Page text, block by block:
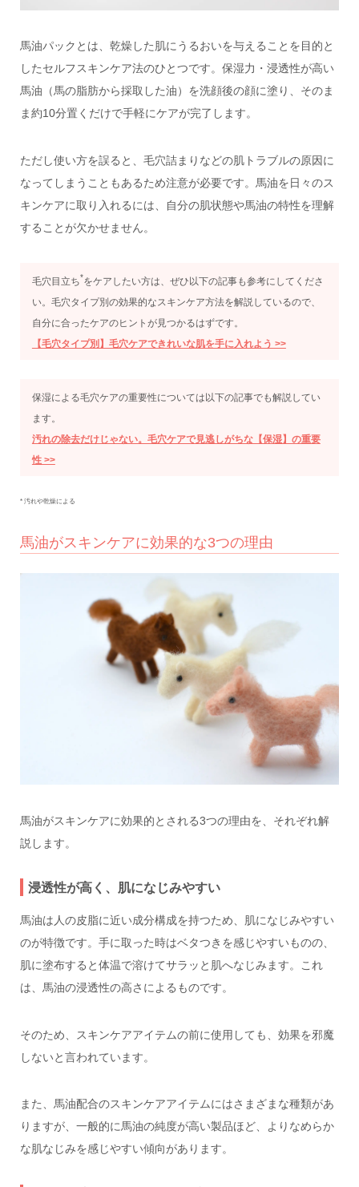
馬油パックとは、乾燥した肌にうるおいを与えることを目的と
したセルフスキンケア法のひとつです。保湿力・浸透性が高い
馬油（馬の脂肪から採取した油）を洗顔後の顔に塗り、そのま
ま約10分置くだけで手軽にケアが完了します。
ただし使い方を誤ると、毛穴詰まりなどの肌トラブルの原因に
なってしまうこともあるため注意が必要です。馬油を日々のス
キンケアに取り入れるには、自分の肌状態や馬油の特性を理解
することが欠かせません。
毛穴目立ち*をケアしたい方は、ぜひ以下の記事も参考にしてくださ
い。毛穴タイプ別の効果的なスキンケア方法を解説しているので、
自分に合ったケアのヒントが見つかるはずです。
【毛穴タイプ別】毛穴ケアできれいな肌を手に入れよう >>
保湿による毛穴ケアの重要性については以下の記事でも解説してい
ます。
汚れの除去だけじゃない。毛穴ケアで見逃しがちな【保湿】の重要
性 >>
* 汚れや乾燥による
馬油がスキンケアに効果的な3つの理由
馬油がスキンケアに効果的とされる3つの理由を、それぞれ解
説します。
浸透性が高く、肌になじみやすい
馬油は人の皮脂に近い成分構成を持つため、肌になじみやすい
のが特徴です。手に取った時はベタつきを感じやすいものの、
肌に塗布すると体温で溶けてサラッと肌へなじみます。これ
は、馬油の浸透性の高さによるものです。
そのため、スキンケアアイテムの前に使用しても、効果を邪魔
しないと言われています。
また、馬油配合のスキンケアアイテムにはさまざまな種類があ
りますが、一般的に馬油の純度が高い製品ほど、よりなめらか
な肌なじみを感じやすい傾向があります。